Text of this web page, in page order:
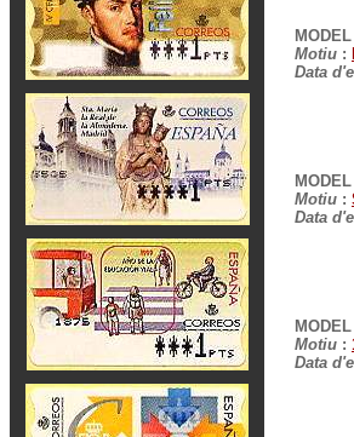
Motiu :
Data
Motiu :
Data
Motiu :
Data